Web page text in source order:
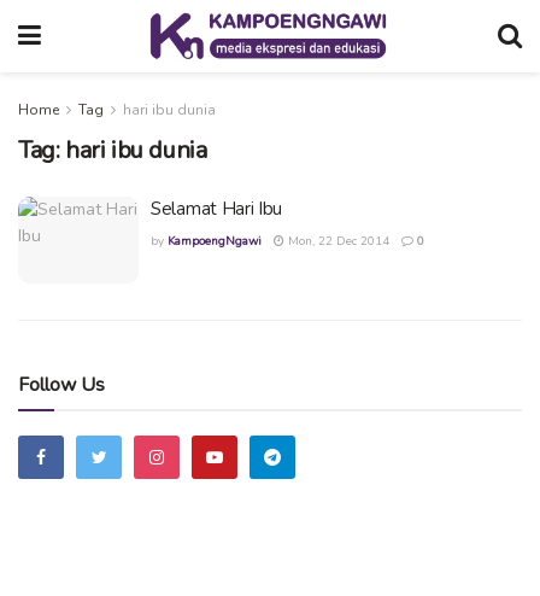
Home Tag hari ibu dunia
Tag: hari ibu dunia
Selamat Hari Ibu
by KampoengNgawi Mon, 22 Dec 2014 0
Follow Us